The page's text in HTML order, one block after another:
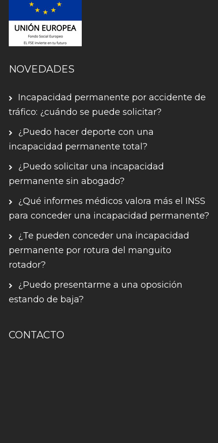
NOVEDADES
Incapacidad permanente por accidente de
tráfico: ¿cuándo se puede solicitar?
¿Puedo hacer deporte con una
incapacidad permanente total?
¿Puedo solicitar una incapacidad
permanente sin abogado?
¿Qué informes médicos valora más el INSS
para conceder una incapacidad permanente?
¿Te pueden conceder una incapacidad
permanente por rotura del manguito
rotador?
¿Puedo presentarme a una oposición
estando de baja?
CONTACTO